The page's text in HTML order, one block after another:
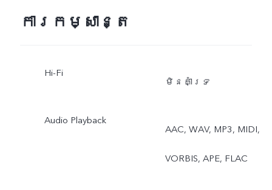
ការកម្សាន្ត
Hi-Fi
មិនគាំទ្រ
Audio Playback
AAC, WAV, MP3, MIDI,
VORBIS, APE, FLAC